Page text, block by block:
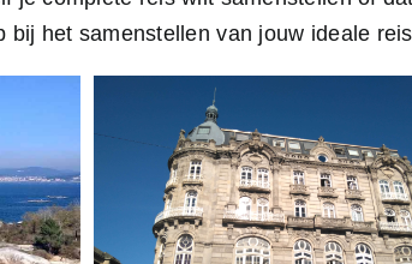
bij het samenstellen van jouw ideale